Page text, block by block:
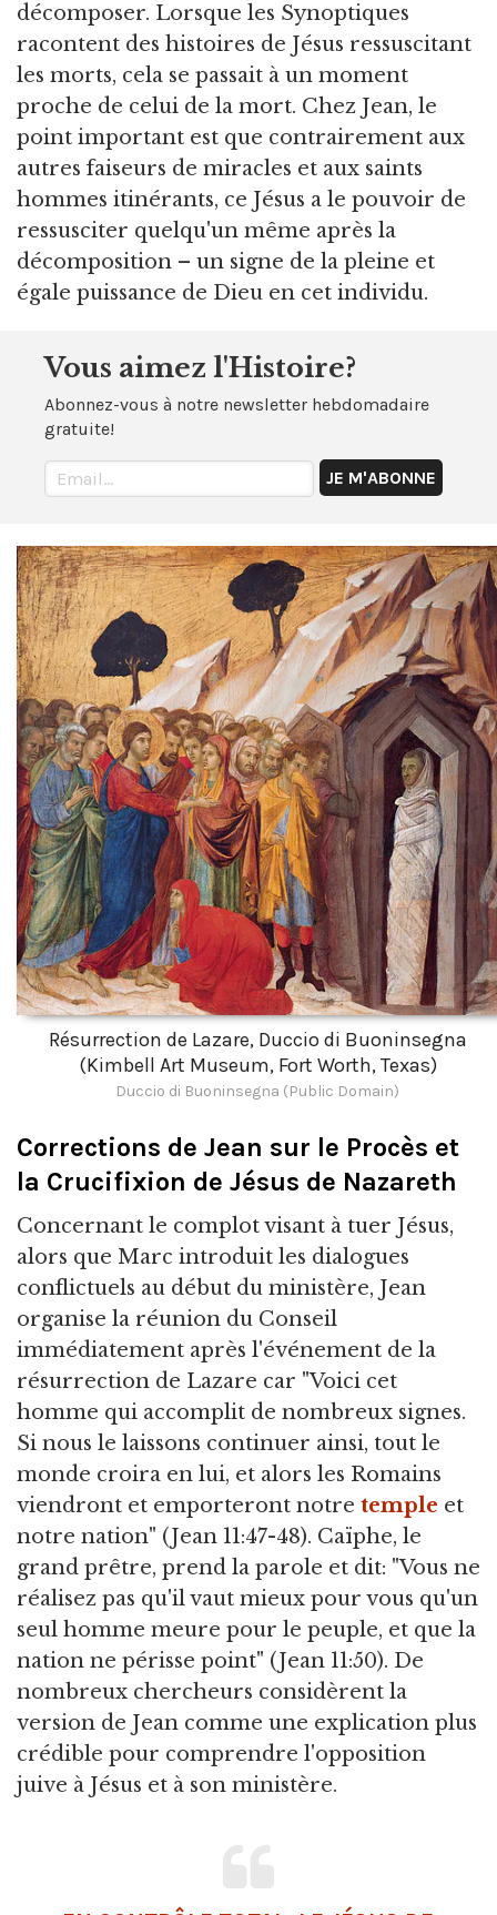
décomposer. Lorsque les Synoptiques
racontent des histoires de Jésus ressuscitant
les morts, cela se passait à un moment
proche de celui de la mort. Chez Jean, le
point important est que contrairement aux
autres faiseurs de miracles et aux saints
hommes itinérants, ce Jésus a le pouvoir de
ressusciter quelqu'un même après la
décomposition – un signe de la pleine et
égale puissance de Dieu en cet individu.
Vous aimez l'Histoire?
Abonnez-vous à notre newsletter hebdomadaire
gratuite!
Résurrection de Lazare, Duccio di Buoninsegna
(Kimbell Art Museum, Fort Worth, Texas)
Duccio di Buoninsegna (Public Domain)
Corrections de Jean sur le Procès et
la Crucifixion de Jésus de Nazareth
Concernant le complot visant à tuer Jésus,
alors que Marc introduit les dialogues
conflictuels au début du ministère, Jean
organise la réunion du Conseil
immédiatement après l'événement de la
résurrection de Lazare car "Voici cet
homme qui accomplit de nombreux signes.
Si nous le laissons continuer ainsi, tout le
monde croira en lui, et alors les Romains
viendront et emporteront notre temple et
notre nation" (Jean 11:47-48). Caïphe, le
grand prêtre, prend la parole et dit: "Vous ne
réalisez pas qu'il vaut mieux pour vous qu'un
seul homme meure pour le peuple, et que la
nation ne périsse point" (Jean 11:50). De
nombreux chercheurs considèrent la
version de Jean comme une explication plus
crédible pour comprendre l'opposition
juive à Jésus et à son ministère.